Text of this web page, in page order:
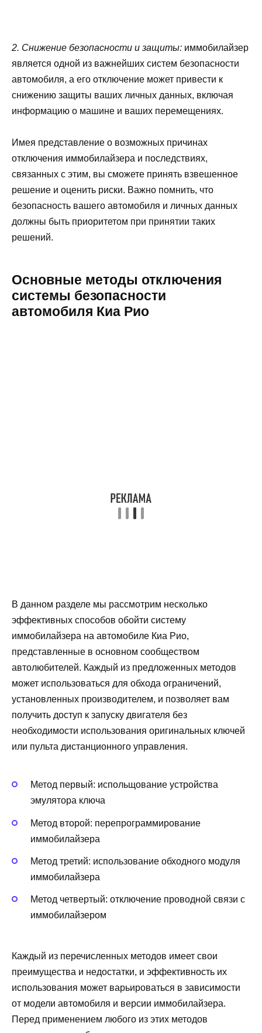
2. Снижение безопасности и защиты: иммобилайзер
является одной из важнейших систем безопасности
автомобиля, а его отключение может привести к
снижению защиты ваших личных данных, включая
информацию о машине и ваших перемещениях.
Имея представление о возможных причинах
отключения иммобилайзера и последствиях,
связанных с этим, вы сможете принять взвешенное
решение и оценить риски. Важно помнить, что
безопасность вашего автомобиля и личных данных
должны быть приоритетом при принятии таких
решений.
Основные методы отключения
системы безопасности
автомобиля Киа Рио
В данном разделе мы рассмотрим несколько
эффективных способов обойти систему
иммобилайзера на автомобиле Киа Рио,
представленные в основном сообществом
автолюбителей. Каждый из предложенных методов
может использоваться для обхода ограничений,
установленных производителем, и позволяет вам
получить доступ к запуску двигателя без
необходимости использования оригинальных ключей
или пульта дистанционного управления.
Метод первый: испольщование устройства
эмулятора ключа
Метод второй: перепрограммирование
иммобилайзера
Метод третий: использование обходного модуля
иммобилайзера
Метод четвертый: отключение проводной связи с
иммобилайзером
Каждый из перечисленных методов имеет свои
преимущества и недостатки, и эффективность их
использования может варьироваться в зависимости
от модели автомобиля и версии иммобилайзера.
Перед применением любого из этих методов